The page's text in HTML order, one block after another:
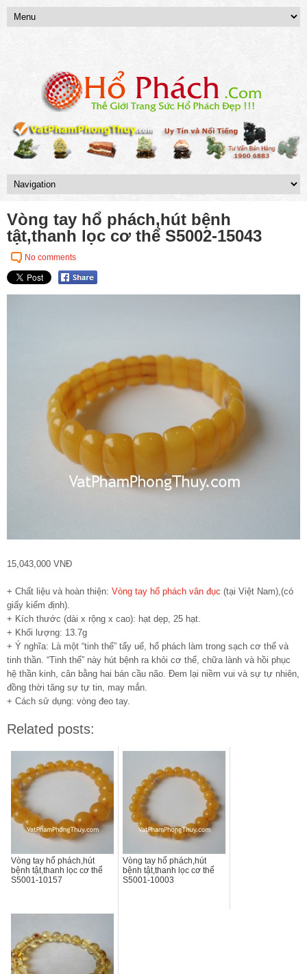
Vòng tay hổ phách,hút bệnh
tật,thanh lọc cơ thể S5002-15043
No comments
15,043,000 VNĐ
+ Chất liệu và hoàn thiện: Vòng tay hổ phách vân đục (tại Việt Nam),(có
giấy kiểm định).
+ Kích thước (dài x rộng x cao): hạt dẹp, 25 hạt.
+ Khối lượng: 13.7g
+ Ý nghĩa: Là một “tinh thể” tẩy uế, hổ phách làm trong sạch cơ thể và
tinh thần. “Tinh thể” này hút bệnh ra khỏi cơ thể, chữa lành và hồi phục
hệ thần kinh, cân bằng hai bán cầu não. Đem lại niềm vui và sự tự nhiên,
đồng thời tăng sự tự tin, may mắn.
+ Cách sử dụng: vòng đeo tay.
Related posts:
Vòng tay hổ phách,hút
bệnh tật,thanh lọc cơ thể
S5001-10157
Vòng tay hổ phách,hút
bệnh tật,thanh lọc cơ thể
S5001-10003